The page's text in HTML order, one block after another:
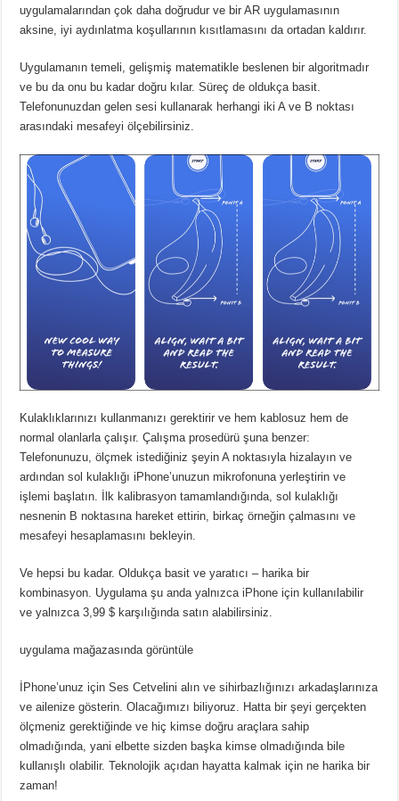
uygulamalarından çok daha doğrudur ve bir AR uygulamasının
aksine, iyi aydınlatma koşullarının kısıtlamasını da ortadan kaldırır.
Uygulamanın temeli, gelişmiş matematikle beslenen bir algoritmadır
ve bu da onu bu kadar doğru kılar. Süreç de oldukça basit.
Telefonunuzdan gelen sesi kullanarak herhangi iki A ve B noktası
arasındaki mesafeyi ölçebilirsiniz.
Kulaklıklarınızı kullanmanızı gerektirir ve hem kablosuz hem de
normal olanlarla çalışır. Çalışma prosedürü şuna benzer:
Telefonunuzu, ölçmek istediğiniz şeyin A noktasıyla hizalayın ve
ardından sol kulaklığı iPhone’unuzun mikrofonuna yerleştirin ve
işlemi başlatın. İlk kalibrasyon tamamlandığında, sol kulaklığı
nesnenin B noktasına hareket ettirin, birkaç örneğin çalmasını ve
mesafeyi hesaplamasını bekleyin.
Ve hepsi bu kadar. Oldukça basit ve yaratıcı – harika bir
kombinasyon. Uygulama şu anda yalnızca iPhone için kullanılabilir
ve yalnızca 3,99 $ karşılığında satın alabilirsiniz.
uygulama mağazasında görüntüle
İPhone’unuz için Ses Cetvelini alın ve sihirbazlığınızı arkadaşlarınıza
ve ailenize gösterin. Olacağımızı biliyoruz. Hatta bir şeyi gerçekten
ölçmeniz gerektiğinde ve hiç kimse doğru araçlara sahip
olmadığında, yani elbette sizden başka kimse olmadığında bile
kullanışlı olabilir. Teknolojik açıdan hayatta kalmak için ne harika bir
zaman!